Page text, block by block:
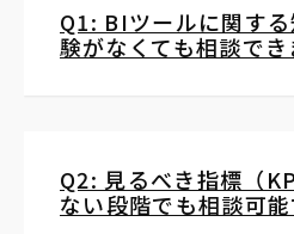
Q1: BIツールに関す
験がなくても相談でき
Q2: 見るべき指標（
ない段階でも相談可能